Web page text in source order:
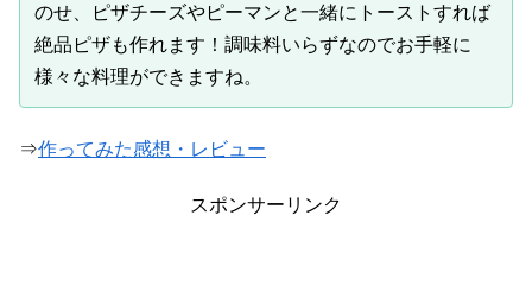
のせ、ピザチーズやピーマンと一緒にトーストすれば
絶品ピザも作れます！調味料いらずなのでお手軽に
様々な料理ができますね。
⇒作ってみた感想・レビュー
スポンサーリンク